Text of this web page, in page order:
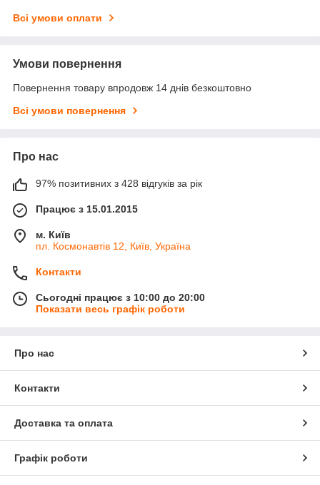
Всі умови оплати
Умови повернення
Повернення товару впродовж 14 днів безкоштовно
Всі умови повернення
Про нас
97% позитивних з 428 відгуків за рік
Працює з 15.01.2015
м. Київ
пл. Космонавтів 12, Київ, Україна
Контакти
Сьогодні працює з 10:00 до 20:00
Показати весь графік роботи
Про нас
Контакти
Доставка та оплата
Графік роботи